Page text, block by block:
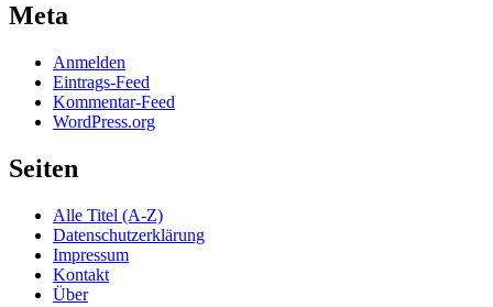
Meta
Anmelden
Eintrags-Feed
Kommentar-Feed
WordPress.org
Seiten
Alle Titel (A-Z)
Datenschutzerklärung
Impressum
Kontakt
Über